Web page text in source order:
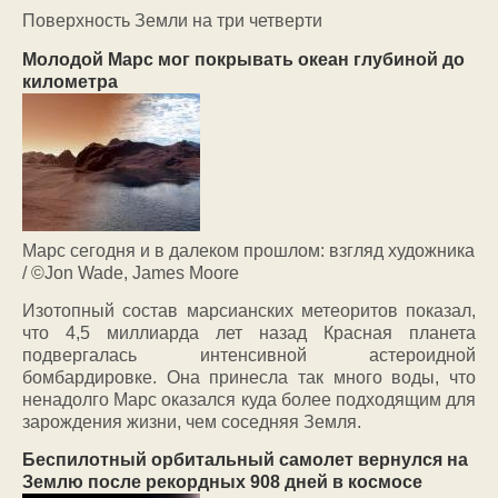
Поверхность Земли на три четверти
Молодой Марс мог покрывать океан глубиной до
километра
Марс сегодня и в далеком прошлом: взгляд художника
/ ©Jon Wade, James Moore
Изотопный состав марсианских метеоритов показал,
что 4,5 миллиарда лет назад Красная планета
подвергалась интенсивной астероидной
бомбардировке. Она принесла так много воды, что
ненадолго Марс оказался куда более подходящим для
зарождения жизни, чем соседняя Земля.
Беспилотный орбитальный самолет вернулся на
Землю после рекордных 908 дней в космосе